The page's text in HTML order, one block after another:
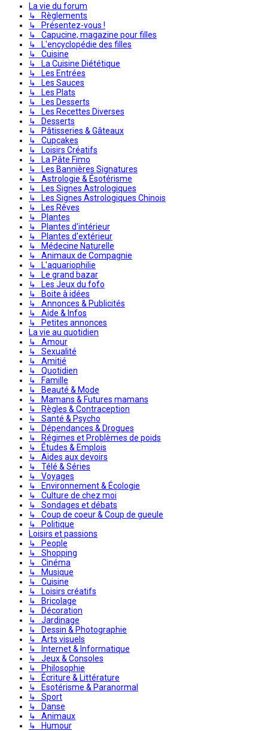
La vie du forum
↳ Règlements
↳ Présentez-vous !
↳ Capucine, magazine pour filles
↳ L'encyclopédie des filles
↳ Cuisine
↳ La Cuisine Diététique
↳ Les Entrées
↳ Les Sauces
↳ Les Plats
↳ Les Desserts
↳ Les Recettes Diverses
↳ Desserts
↳ Pâtisseries & Gâteaux
↳ Cupcakes
↳ Loisirs Créatifs
↳ La Pâte Fimo
↳ Les Bannières Signatures
↳ Astrologie & Ésotérisme
↳ Les Signes Astrologiques
↳ Les Signes Astrologiques Chinois
↳ Les Rêves
↳ Plantes
↳ Plantes d'intérieur
↳ Plantes d'extérieur
↳ Médecine Naturelle
↳ Animaux de Compagnie
↳ L'aquariophilie
↳ Le grand bazar
↳ Les Jeux du fofo
↳ Boite à idées
↳ Annonces & Publicités
↳ Aide & Infos
↳ Petites annonces
La vie au quotidien
↳ Amour
↳ Sexualité
↳ Amitié
↳ Quotidien
↳ Famille
↳ Beauté & Mode
↳ Mamans & Futures mamans
↳ Règles & Contraception
↳ Santé & Psycho
↳ Dépendances & Drogues
↳ Régimes et Problèmes de poids
↳ Études & Emplois
↳ Aides aux devoirs
↳ Télé & Séries
↳ Voyages
↳ Environnement & Écologie
↳ Culture de chez moi
↳ Sondages et débats
↳ Coup de coeur & Coup de gueule
↳ Politique
Loisirs et passions
↳ People
↳ Shopping
↳ Cinéma
↳ Musique
↳ Cuisine
↳ Loisirs créatifs
↳ Bricolage
↳ Décoration
↳ Jardinage
↳ Dessin & Photographie
↳ Arts visuels
↳ Internet & Informatique
↳ Jeux & Consoles
↳ Philosophie
↳ Écriture & Littérature
↳ Esotérisme & Paranormal
↳ Sport
↳ Danse
↳ Animaux
↳ Humour